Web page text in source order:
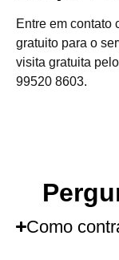
Entre em contato
gratuito para o
visita gratuita
99520 8603.
Como